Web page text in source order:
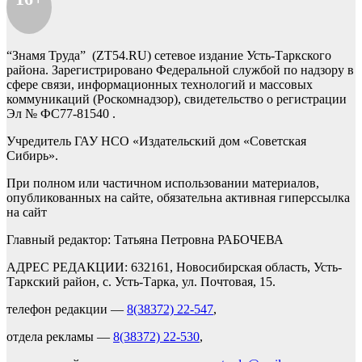
“Знамя Труда” (ZT54.RU) сетевое издание Усть-Таркского
района. Зарегистрировано Федеральной службой по надзору в
сфере связи, информационных технологий и массовых
коммуникаций (Роскомнадзор), свидетельство о регистрации
Эл № ФС77-81540 .
Учредитель ГАУ НСО «Издательский дом «Советская
Сибирь».
При полном или частичном использовании материалов,
опубликованных на сайте, обязательна активная гиперссылка
на сайт
Главный редактор: Татьяна Петровна РАБОЧЕВА
АДРЕС РЕДАКЦИИ: 632161, Новосибирская область, Усть-
Таркский район, с. Усть-Тарка, ул. Почтовая, 15.
телефон редакции — 8(38372) 22-547,
отдела рекламы — 8(38372) 22-530,